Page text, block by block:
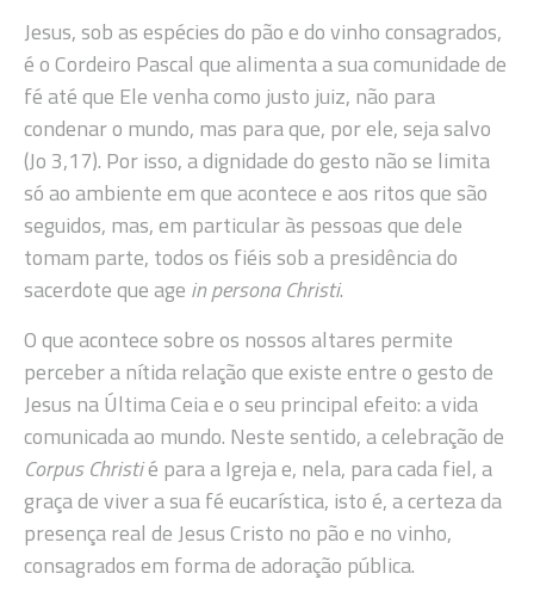
Jesus, sob as espécies do pão e do vinho consagrados,
é o Cordeiro Pascal que alimenta a sua comunidade de
fé até que Ele venha como justo juiz, não para
condenar o mundo, mas para que, por ele, seja salvo
(Jo 3,17). Por isso, a dignidade do gesto não se limita
só ao ambiente em que acontece e aos ritos que são
seguidos, mas, em particular às pessoas que dele
tomam parte, todos os fiéis sob a presidência do
sacerdote que age in persona Christi.
O que acontece sobre os nossos altares permite
perceber a nítida relação que existe entre o gesto de
Jesus na Última Ceia e o seu principal efeito: a vida
comunicada ao mundo. Neste sentido, a celebração de
Corpus Christié para a Igreja e, nela, para cada fiel, a
graça de viver a sua fé eucarística, isto é, a certeza da
presença real de Jesus Cristo no pão e no vinho,
consagrados em forma de adoração pública.